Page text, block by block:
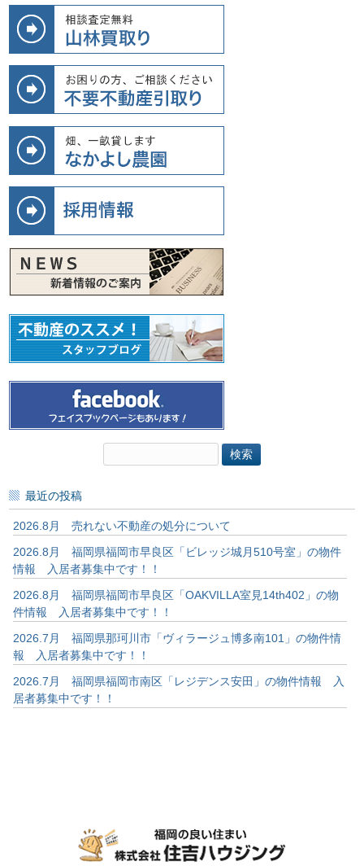
最近の投稿
2026.8月 売れない不動産の処分について
2026.8月 福岡県福岡市早良区「ビレッジ城月510号室」の物件
情報 入居者募集中です！！
2026.8月 福岡県福岡市早良区「OAKVILLA室見14th402」の物
件情報 入居者募集中です！！
2026.7月 福岡県那珂川市「ヴィラージュ博多南101」の物件情
報 入居者募集中です！！
2026.7月 福岡県福岡市南区「レジデンス安田」の物件情報 入
居者募集中です！！